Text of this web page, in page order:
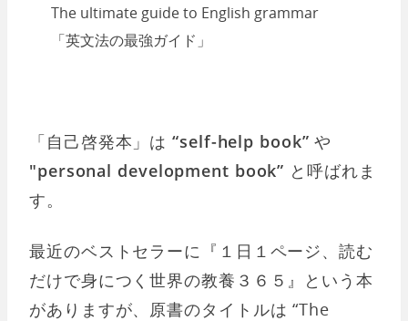
The ultimate guide to English grammar
「英文法の最強ガイド」
「自己啓発本」は“self-help book”や
"personal development book” と呼ばれま
す。
最近のベストセラーに『１日１ページ、読む
だけで身につく世界の教養３６５』という本
がありますが、原書のタイトルは “The